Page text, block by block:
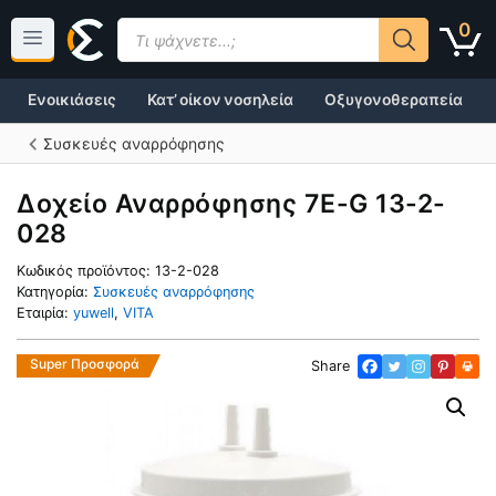
περιεχόμενο
0
Products
search
Κατ’ οίκον νοσηλεία Οξυγονοθεραπεία
Ενοικιάσεις
Συσκευές αναρρόφησης
Δοχείο Αναρρόφησης 7E-G 13-2-
028
Κωδικός προϊόντος: 13-2-028
Κατηγορία: Συσκευές αναρρόφησης
Εταιρία: yuwell, VITA
Share
Super Προσφορά